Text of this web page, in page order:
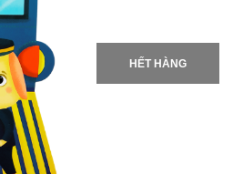
HẾT HÀNG